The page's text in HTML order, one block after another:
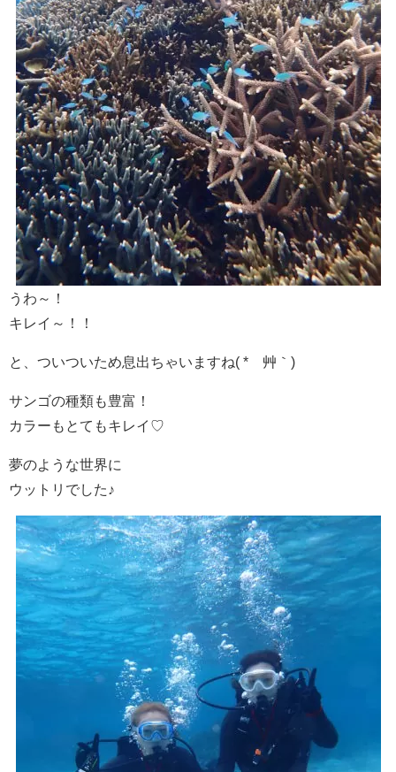
うわ～！
キレイ～！！
と、ついついため息出ちゃいますね( *´艸｀)
サンゴの種類も豊富！
カラーもとてもキレイ♡
夢のような世界に
ウットリでした♪